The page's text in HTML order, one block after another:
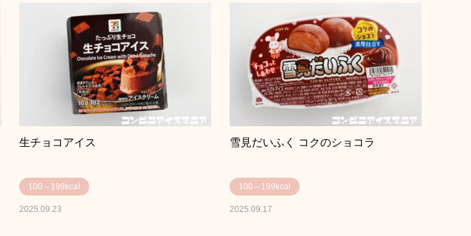
生チョコアイス
100～199kcal
2025.09.23
雪見だいふく コクのショコラ
100～199kcal
2025.09.17